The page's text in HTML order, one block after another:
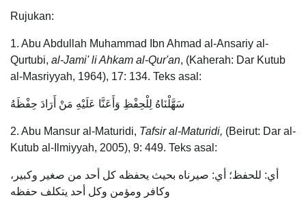
Rujukan:
1. Abu Abdullah Muhammad Ibn Ahmad al-Ansariy al-
Qurtubi, al-Jami' li Ahkam al-Qur'an, (Kaherah: Dar Kutub
al-Masriyyah, 1964), 17: 134. Teks asal:
سَهَّلْنَاهُ لِلْحِفْظِ وَأَعَنَّا عَلَيْهِ مَنْ أَرَادَ حِفْظَهُ
2. Abu Mansur al-Maturidi, Tafsir al-Maturidi, (Beirut: Dar al-
Kutub al-Ilmiyyah, 2005), 9: 449. Teks asal:
أي: للحفظ؛ أي: صيرناه بحيث يحفظه كل أحد من صغير وكبير،
وكافر ومؤمن وكل أحد يتكلف حفظه